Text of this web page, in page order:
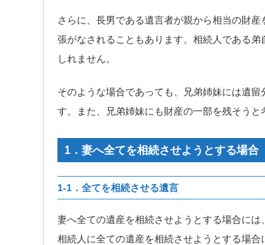
さらに、長男である遺言者が親から相当の財
張がなされることもあります。相続人である
しれません。
そのような場合であっても、
兄弟姉妹には遺
す。また、兄弟姉妹にも財産の一部を残そう
1．妻へ全てを相続させようとする場合
1-1．全てを相続させる遺言
妻へ全ての遺産を相続させようとする場合に
相続人に全ての遺産を相続させようとする場